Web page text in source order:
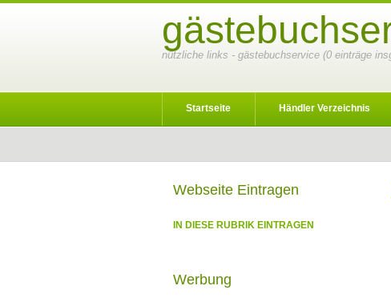
nützliche links - gästebuchservice (0 einträge
Startseite Händler Verzeichnis
Webseite Eintragen
IN DIESE RUBRIK EINTRAGEN
Werbung